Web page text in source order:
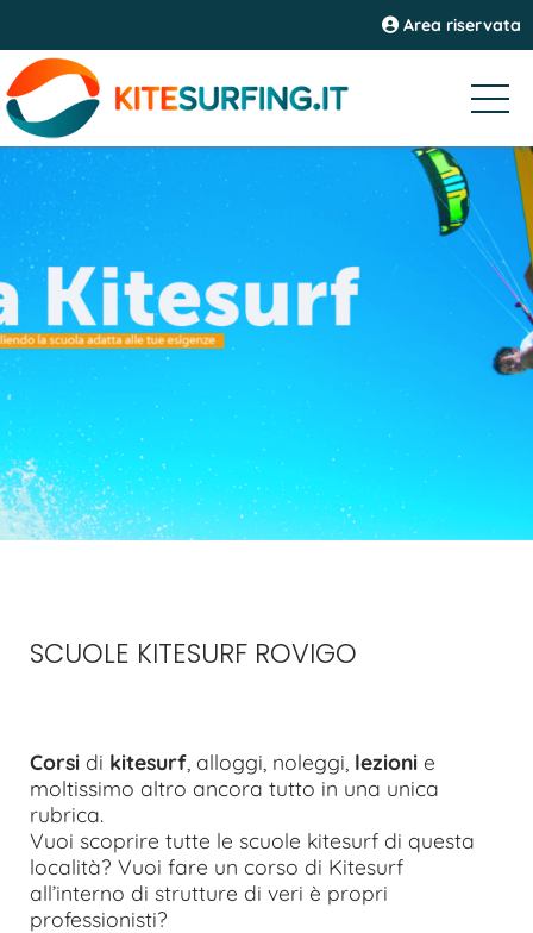
Area riservata
SCUOLE KITESURF ROVIGO
Corsi di kitesurf , alloggi, noleggi, lezioni e
moltissimo altro ancora tutto in una unica
rubrica.
Vuoi scoprire tutte le scuole kitesurf di questa
località? Vuoi fare un corso di Kitesurf
all’interno di strutture di veri è propri
professionisti?